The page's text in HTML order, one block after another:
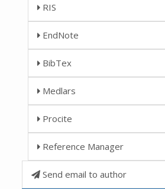
RIS
EndNote
BibTex
Medlars
Procite
Reference Manager
Send email to author